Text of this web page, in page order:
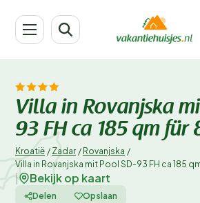
Villa in Rovanjska
93 FH ca 185 qm für
Kroatië / Zadar / Rovanjska /
Villa in Rovanjska mit Pool SD-93 FH ca 185
Bekijk op kaart
Delen Opslaan